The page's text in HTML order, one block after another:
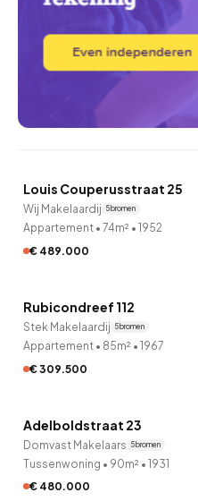
Onder bod
Louis Couperusstraat 25
Wij Makelaardij 5 bronnen
Appartement • 74m² • 1952
€ 489.000
Onder bod
Rubicondreef 112
Stek Makelaardij 5 bronnen
Appartement • 85m² • 1967
€ 309.500
10 uur geleden ontdekt
Adelboldstraat 23
Domvast Makelaars 5 bronnen
Tussenwoning • 90m² • 1931
€ 480.000